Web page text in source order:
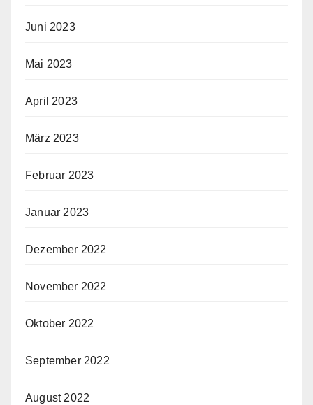
Juni 2023
Mai 2023
April 2023
März 2023
Februar 2023
Januar 2023
Dezember 2022
November 2022
Oktober 2022
September 2022
August 2022